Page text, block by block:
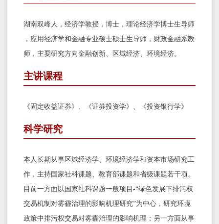
湖南双峰人，经济学教授，博士，理论经济学博士生导师
，应用经济学和金融专业硕士硕士生导师，财政金融系教
师，主要研究方向金融创新、区域经济、环境经济。
主讲课程
《固定收益证券》、《证券投资学》、《投资银行学》
科学研究
本人长期从事区域经济学、环境经济学和资本市场研究工
作，主持国家社科课题、教育部课题和省级课题若干项。
目前一方面以国家社科课题一般项目-“绿色发展下排污权
交易机制对雾霾治理的影响机理研究”为中心，研究环境
政策中排污权交易对雾霾治理的影响机理；另一方面从事